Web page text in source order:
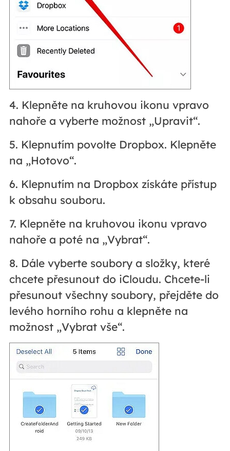
4. Klepněte na kruhovou ikonu vpravo
nahoře a vyberte možnost „Upravit“.
5. Klepnutím povolte Dropbox. Klepněte
na „Hotovo“.
6. Klepnutím na Dropbox získáte přístup
k obsahu souboru.
7. Klepněte na kruhovou ikonu vpravo
nahoře a poté na „Vybrat“.
8. Dále vyberte soubory a složky, které
chcete přesunout do iCloudu. Chcete-li
přesunout všechny soubory, přejděte do
levého horního rohu a klepněte na
možnost „Vybrat vše“.